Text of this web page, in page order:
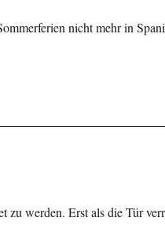
nicht mehr in
zu werden. Erst als die Tür